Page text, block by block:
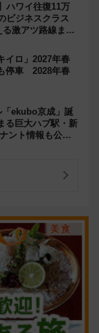
ハワイ往復11万
ビジネスクラス
激アツ路線まと
イロ」2027年春
停車 2028年春
ekubo京成」誕
る巨大ハブ駅・新
ント情報も公